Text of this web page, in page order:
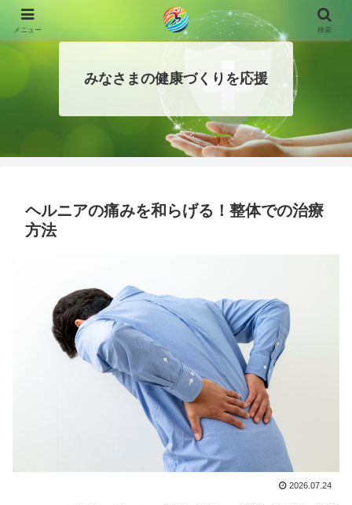
みなさまの健康づくりを応援
ヘルニアの痛みを和らげる！整体での治療
方法
2026.07.24
メニュー 検索